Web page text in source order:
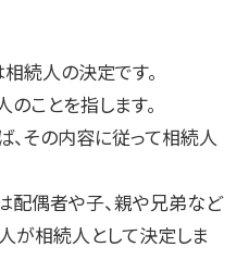
続人の決定です。
ことを指します。
その内容に従って相続人
配偶者や子、親や兄弟など
が相続人として決定しま